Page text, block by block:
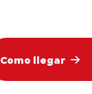
Como llegar